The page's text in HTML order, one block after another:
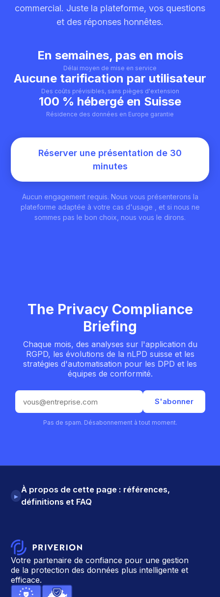
commercial. Juste la plateforme, vos questions
et des réponses honnêtes.
En semaines, pas en mois
Délai moyen de mise en service
Aucune tarification par utilisateur
Des coûts prévisibles, sans pièges d'extension
100 % hébergé en Suisse
Résidence des données en Europe garantie
Réserver une présentation de 30
minutes
Aucun engagement requis. Nous vous présenterons la
plateforme adaptée à votre cas d'usage , et si nous ne
sommes pas le bon choix, nous vous le dirons.
The Privacy Compliance
Briefing
Chaque mois, des analyses sur l'application du
RGPD, les évolutions de la nLPD suisse et les
stratégies d'automatisation pour les DPD et les
équipes de conformité.
S'abonner
Pas de spam. Désabonnement à tout moment.
▸
À propos de cette page : références,
définitions et FAQ
Votre partenaire de confiance pour une gestion
de la protection des données plus intelligente et
efficace.